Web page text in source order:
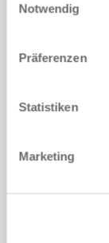
Notwendig
Präferenzen
Statistiken
Marketing